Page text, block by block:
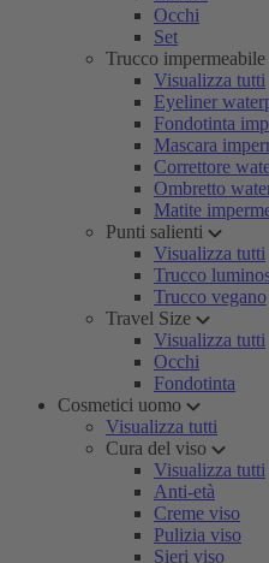
Occhi
Set
Trucco impermeabile
Visualizza tutti
Eyeliner
Fondotinta
Mascara
Correttore
Ombretto
Matite
Punti salienti
Visualizza tutti
Trucco
Trucco vegano
Travel Size
Visualizza tutti
Occhi
Fondotinta
Cosmetici uomo
Visualizza tutti
Cura del viso
Visualizza tutti
Anti-età
Creme viso
Pulizia viso
Sieri viso